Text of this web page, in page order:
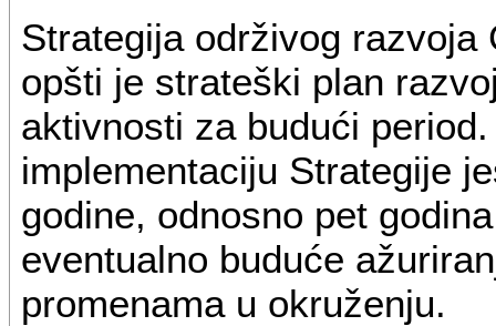
Strategija održivog
opšti je strateški plan
aktivnosti za budući
implementaciju Strategije
godine, odnosno pet
eventualno buduće
promenama u okruženju.